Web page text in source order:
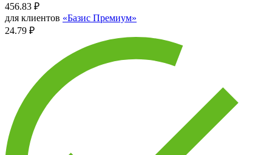
456.83 ₽
для клиентов «Базис Премиум»
24.79 ₽